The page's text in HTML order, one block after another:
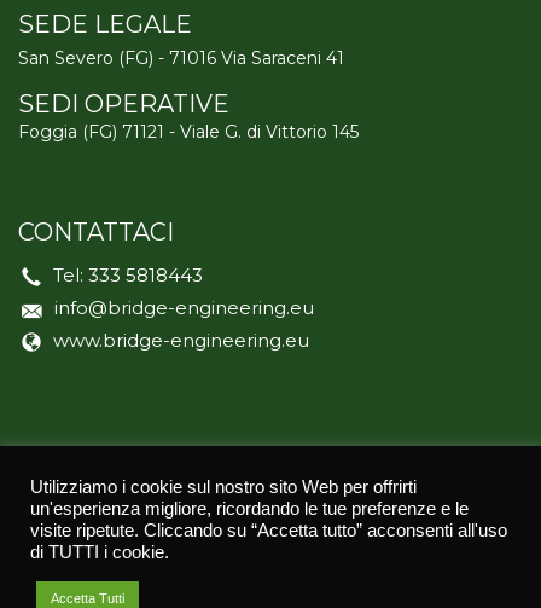
SEDE LEGALE
San Severo (FG) - 71016 Via Saraceni 41
SEDI OPERATIVE
Foggia (FG) 71121 - Viale G. di Vittorio 145
CONTATTACI
Tel: 333 5818443
info@bridge-engineering.eu
www.bridge-engineering.eu
© 2021BRIDGE ENGINEERING| TUTTI I DIRITTI RISERVATI
| PRIVACY POLICY | CREDITS:ASERNET
Utilizziamo i cookie sul nostro sito Web per offrirti
un'esperienza migliore, ricordando le tue preferenze e le
visite ripetute. Cliccando su “Accetta tutto” acconsenti all'uso
di TUTTI i cookie.
Accetta Tutti